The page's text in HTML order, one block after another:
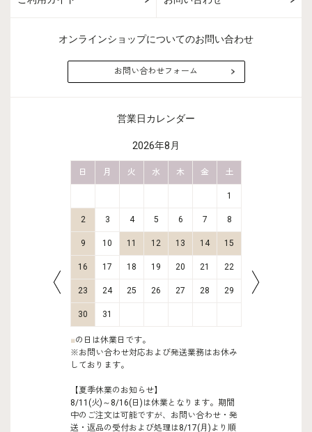
オンラインショップについてのお問い合わせ
お問い合わせフォーム
営業日カレンダー
2026年8月
日 月 火 水 木 金 土
1
2 3 4 5 6 7 8
9 10 11 12 13 14 15
16 17 18 19 20 21 22
23 24 25 26 27 28 29
30 31
■の日は休業日です。
※お問い合わせ対応および発送業務はお休み
しております。
【夏季休業のお知らせ】
8/11(火)～8/16(日)は休業となります。期間
中のご注文は可能ですが、お問い合わせ・発
送・返品の受付および処理は8/17(月)より順